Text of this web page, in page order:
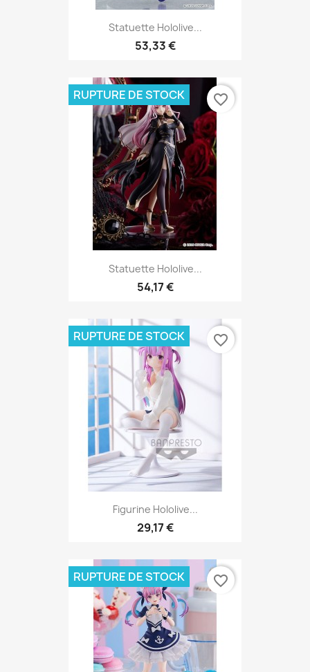
Statuette Hololive...
53,33 €
Statuette Hololive...
54,17 €
RUPTURE DE STOCK favorite_border
Figurine Hololive...
29,17 €
RUPTURE DE STOCK favorite_border
RUPTURE DE STOCK favorite_border